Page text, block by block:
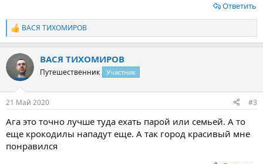
Ответить
Р
е
к
и
ВАСЯ ТИХОМИРОВ
ВАСЯ ТИХОМИРОВ
Путешественник Участник
21 Май 2020 #3
Ага это точно лучше туда ехать парой или семьей. А то
еще крокодилы нападут еще. А так город красивый мне
понравился